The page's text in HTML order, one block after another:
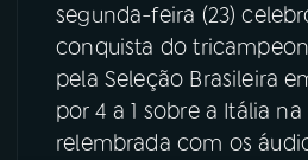
08FESTIVAL DE MÚSICA
ACOMPANHE A RÁDIO NACIONAL
segunda-feira (23)
conquista do
pela Seleção Brasileira
por 4 a 1 sobre a Itália
relembrada com os